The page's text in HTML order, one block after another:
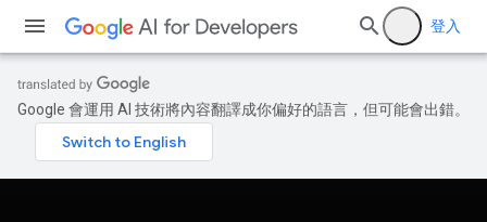
登入
Google 會運用 AI 技術將內容翻譯成你偏好的語言，但可能會出錯。